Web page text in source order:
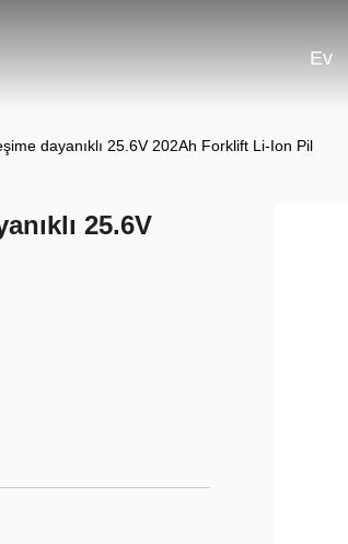
Ev
dayanıklı 25.6V 202Ah Forklift Li-Ion Pil
25.6V